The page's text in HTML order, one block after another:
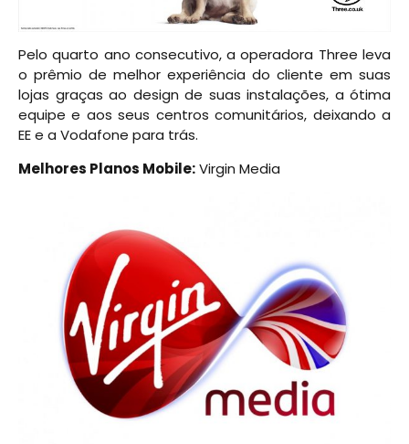
Pelo quarto ano consecutivo, a operadora Three leva
o prêmio de melhor experiência do cliente em suas
lojas graças ao design de suas instalações, a ótima
equipe e aos seus centros comunitários, deixando a
EE e a Vodafone para trás.
Melhores Planos Mobile:Virgin Media